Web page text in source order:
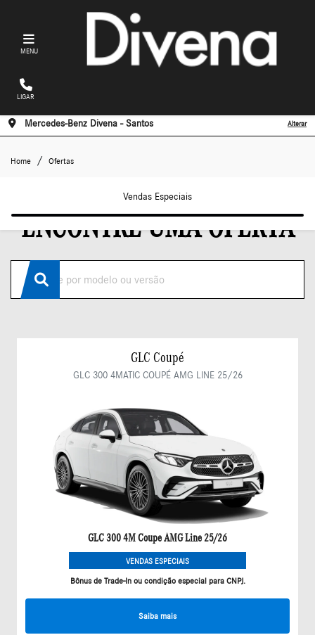
MENU
LIGAR
Mercedes-Benz Divena - Santos Alterar
Home Ofertas
Vendas Especiais
ENCONTRE UMA OFERTA
GLC Coupé
GLC 300 4MATIC COUPÉ AMG LINE 25/26
GLC 300 4M Coupe AMG Line 25/26
VENDAS ESPECIAIS
Bônus de Trade-In ou condição especial para CNPJ.
Saiba mais